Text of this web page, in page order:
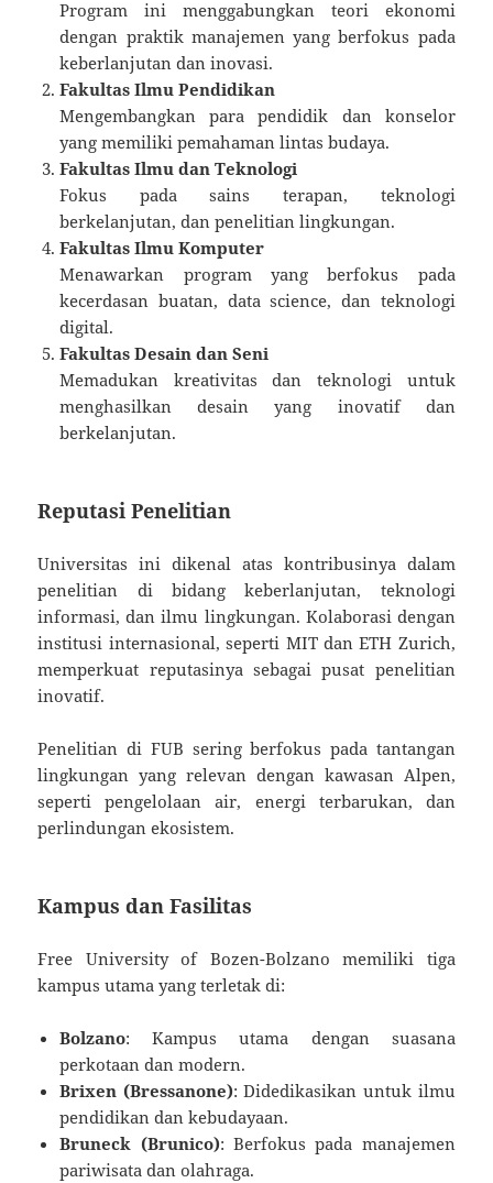
Program ini menggabungkan teori ekonomi
dengan praktik manajemen yang berfokus pada
keberlanjutan dan inovasi.
Fakultas Ilmu Pendidikan
Mengembangkan para pendidik dan konselor
yang memiliki pemahaman lintas budaya.
Fakultas Ilmu dan Teknologi
Fokus pada sains terapan, teknologi
berkelanjutan, dan penelitian lingkungan.
Fakultas Ilmu Komputer
Menawarkan program yang berfokus pada
kecerdasan buatan, data science, dan teknologi
digital.
Fakultas Desain dan Seni
Memadukan kreativitas dan teknologi untuk
menghasilkan desain yang inovatif dan
berkelanjutan.
Reputasi Penelitian
Universitas ini dikenal atas kontribusinya dalam
penelitian di bidang keberlanjutan, teknologi
informasi, dan ilmu lingkungan. Kolaborasi dengan
institusi internasional, seperti MIT dan ETH Zurich,
memperkuat reputasinya sebagai pusat penelitian
inovatif.
Penelitian di FUB sering berfokus pada tantangan
lingkungan yang relevan dengan kawasan Alpen,
seperti pengelolaan air, energi terbarukan, dan
perlindungan ekosistem.
Kampus dan Fasilitas
Free University of Bozen-Bolzano memiliki tiga
kampus utama yang terletak di:
Bolzano: Kampus utama dengan suasana
perkotaan dan modern.
Brixen (Bressanone): Didedikasikan untuk ilmu
pendidikan dan kebudayaan.
Bruneck (Brunico): Berfokus pada manajemen
pariwisata dan olahraga.